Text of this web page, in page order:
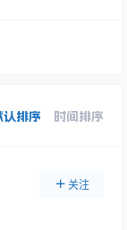
认排序 时间排序
关注